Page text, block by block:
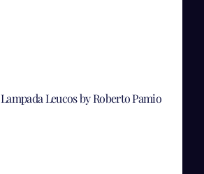
Lampada Leucos by Roberto Pamio